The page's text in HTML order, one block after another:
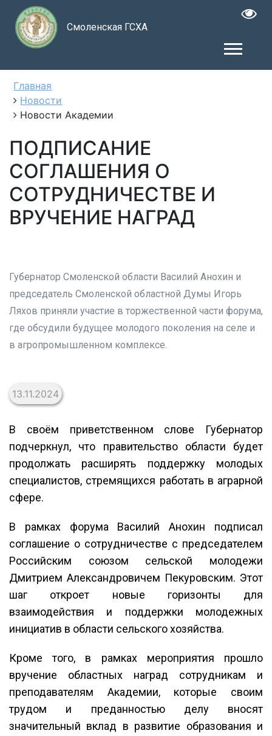
Смоленская ГСХА
Главная
Новости
Новости Академии
ПОДПИСАНИЕ
СОГЛАШЕНИЯ О
СОТРУДНИЧЕСТВЕ И
ВРУЧЕНИЕ НАГРАД
Губернатор Смоленской области Василий Анохин и
председатель Смоленской областной Думы Игорь
Ляхов приняли участие в торжественной части форума,
где обсудили будущее молодого поколения на селе и
в агропромышленном комплексе.
13.11.2024
В своём приветственном слове Губернатор
подчеркнул, что правительство области будет
продолжать расширять поддержку молодых
специалистов, стремящихся работать в аграрной
сфере.
В рамках форума Василий Анохин подписал
соглашение о сотрудничестве с председателем
Российским союзом сельской молодежи
Дмитрием Александровичем Пекуровским. Этот
шаг откроет новые горизонты для
взаимодействия и поддержки молодежных
инициатив в области сельского хозяйства.
Кроме того, в рамках мероприятия прошло
вручение областных наград сотрудникам и
преподавателям Академии, которые своим
трудом и преданностью делу вносят
значительный вклад в развитие образования и